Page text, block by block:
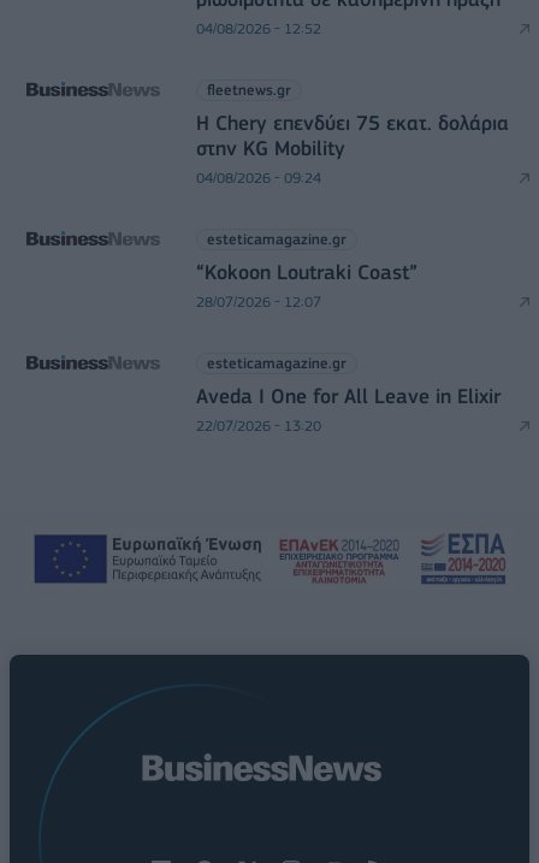
04/08/2026 - 12:52
fleetnews.gr
Η Chery επενδύει 75 εκατ. δολάρια
στην KG Mobility
04/08/2026 - 09:24
esteticamagazine.gr
“Kokoon Loutraki Coast”
28/07/2026 - 12:07
esteticamagazine.gr
Aveda I One for All Leave in Elixir
22/07/2026 - 13:20